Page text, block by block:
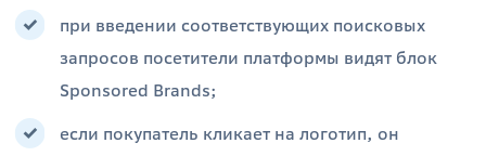
при введении соответствующих поисковых
запросов посетители платформы видят блок
Sponsored Brands;
если покупатель кликает на логотип, он